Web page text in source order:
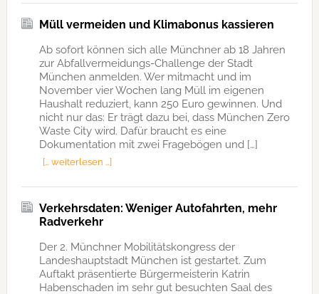
Müll vermeiden und Klimabonus kassieren
Ab sofort können sich alle Münchner ab 18 Jahren
zur Abfallvermeidungs-Challenge der Stadt
München anmelden. Wer mitmacht und im
November vier Wochen lang Müll im eigenen
Haushalt reduziert, kann 250 Euro gewinnen. Und
nicht nur das: Er trägt dazu bei, dass München Zero
Waste City wird. Dafür braucht es eine
Dokumentation mit zwei Fragebögen und […]
[… weiterlesen …]
Verkehrsdaten: Weniger Autofahrten, mehr
Radverkehr
Der 2. Münchner Mobilitätskongress der
Landeshauptstadt München ist gestartet. Zum
Auftakt präsentierte Bürgermeisterin Katrin
Habenschaden im sehr gut besuchten Saal des